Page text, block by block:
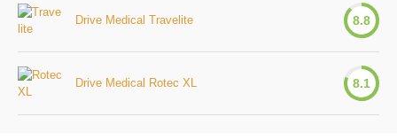
Drive Medical Travelite 8.8
Drive Medical Rotec XL 8.1